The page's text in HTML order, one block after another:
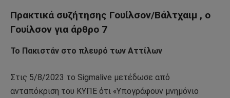
Πρακτικά συζήτησης Γουίλσον/Βάλτχαιμ , ο
Γουίλσον για άρθρο 7
Το Πακιστάν στο πλευρό των Αττίλων
Στις 5/8/2023 το Sigmalive μετέδωσε από
ανταπόκριση του ΚΥΠΕ ότι «Υπογράφουν μνημόνιο